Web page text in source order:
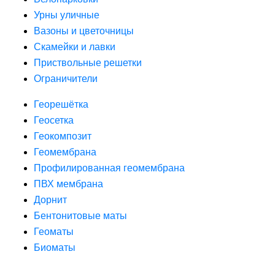
Урны уличные
Вазоны и цветочницы
Скамейки и лавки
Приствольные решетки
Ограничители
Георешётка
Геосетка
Геокомпозит
Геомембрана
Профилированная геомембрана
ПВХ мембрана
Дорнит
Бентонитовые маты
Геоматы
Биоматы